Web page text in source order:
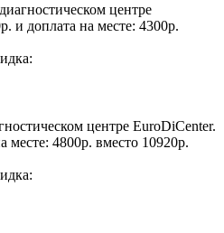
центре
и доплата на месте: 4300р.
центре EuroDiCenter.
месте: 4800р. вместо 10920р.